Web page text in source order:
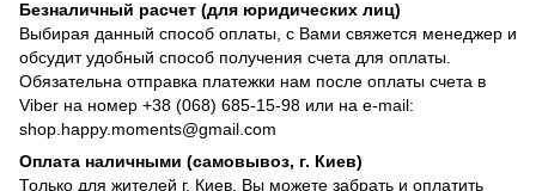
Безналичный расчет (для юридических лиц)
Выбирая данный способ оплаты, с Вами свяжется менеджер и
обсудит удобный способ получения счета для оплаты.
Обязательна отправка платежки нам после оплаты счета в
Viber на номер +38 (068) 685-15-98 или на e-mail:
shop.happy.moments@gmail.com
Оплата наличными (самовывоз, г. Киев)
Только для жителей г. Киев. Вы можете забрать и оплатить